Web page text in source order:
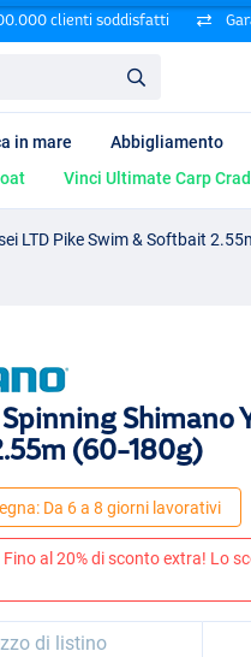
clienti soddisfatti
in mare Abbigliamento
Vinci Ultimate Carp
LTD Pike Swim & Softbait
Shimano
(60-180g)
Da 6 a 8 giorni lavorativi
Fino al 20% di sconto extra! Lo
di listino